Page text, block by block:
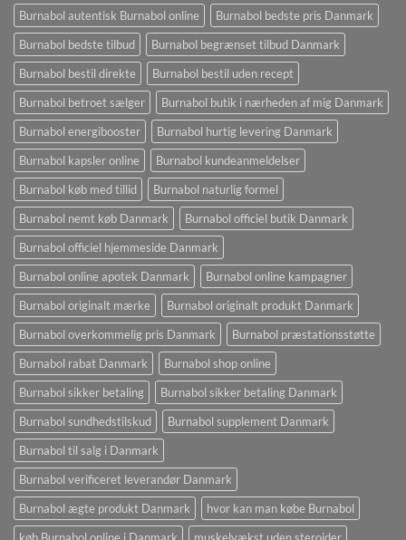
Burnabol autentisk Burnabol online
Burnabol bedste pris Danmark
Burnabol bedste tilbud
Burnabol begrænset tilbud Danmark
Burnabol bestil direkte
Burnabol bestil uden recept
Burnabol betroet sælger
Burnabol butik i nærheden af ​​mig Danmark
Burnabol energibooster
Burnabol hurtig levering Danmark
Burnabol kapsler online
Burnabol kundeanmeldelser
Burnabol køb med tillid
Burnabol naturlig formel
Burnabol nemt køb Danmark
Burnabol officiel butik Danmark
Burnabol officiel hjemmeside Danmark
Burnabol online apotek Danmark
Burnabol online kampagner
Burnabol originalt mærke
Burnabol originalt produkt Danmark
Burnabol overkommelig pris Danmark
Burnabol præstationsstøtte
Burnabol rabat Danmark
Burnabol shop online
Burnabol sikker betaling
Burnabol sikker betaling Danmark
Burnabol sundhedstilskud
Burnabol supplement Danmark
Burnabol til salg i Danmark
Burnabol verificeret leverandør Danmark
Burnabol ægte produkt Danmark
hvor kan man købe Burnabol